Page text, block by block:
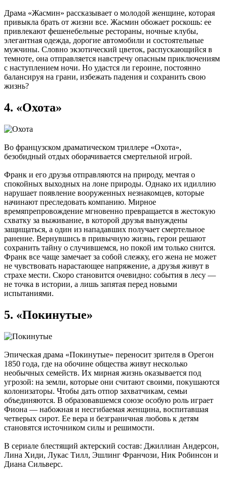
Драма «Жасмин» рассказывает о молодой женщине, которая
привыкла брать от жизни все. Жасмин обожает роскошь: ее
привлекают фешенебельные рестораны, ночные клубы,
элегантная одежда, дорогие автомобили и состоятельные
мужчины. Словно экзотический цветок, распускающийся в
темноте, она отправляется навстречу опасным приключениям
с наступлением ночи. Но удастся ли героине, постоянно
балансируя на грани, избежать падения и сохранить свою
жизнь?
4. «Охота»
Во французском драматическом триллере «Охота»,
безобидный отдых оборачивается смертельной игрой.
Франк и его друзья отправляются на природу, мечтая о
спокойных выходных на лоне природы. Однако их идиллию
нарушает появление вооруженных незнакомцев, которые
начинают преследовать компанию. Мирное
времяпрепровождение мгновенно превращается в жестокую
схватку за выживание, в которой друзья вынуждены
защищаться, а один из нападавших получает смертельное
ранение. Вернувшись в привычную жизнь, герои решают
сохранить тайну о случившемся, но покой им только снится.
Франк все чаще замечает за собой слежку, его жена не может
не чувствовать нарастающее напряжение, а друзья живут в
страхе мести. Скоро становится очевидно: события в лесу —
не точка в истории, а лишь запятая перед новыми
испытаниями.
5. «Покинутые»
Эпическая драма «Покинутые» переносит зрителя в Орегон
1850 года, где на обочине общества живут несколько
необычных семейств. Их мирная жизнь оказывается под
угрозой: на земли, которые они считают своими, покушаются
колонизаторы. Чтобы дать отпор захватчикам, семьи
объединяются. В образовавшемся союзе особую роль играет
Фиона — набожная и несгибаемая женщина, воспитавшая
четверых сирот. Ее вера и безграничная любовь к детям
становятся источником силы и решимости.
В сериале блестящий актерский состав: Джиллиан Андерсон,
Лина Хиди, Лукас Тилл, Эшлинг Франчози, Ник Робинсон и
Диана Сильверс.